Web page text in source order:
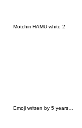
Motchiri HAMU white 2
Emoji written by 5 years old